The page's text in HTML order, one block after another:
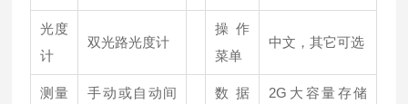
光度
计
双光路光度计
操作
菜单
中文，其它可选
测量
手动或自动间
数据
2G大容量存储